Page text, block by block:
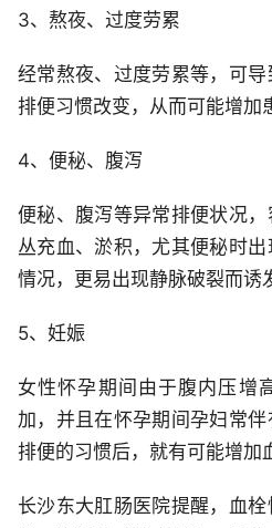
3、熬夜、过度劳累
经常熬夜、过度劳累等，可导
排便习惯改变，从而可能增加
4、便秘、腹泻
便秘、腹泻等异常排便状况
丛充血、淤积，尤其便秘时
情况，更易出现静脉破裂而诱
5、妊娠
女性怀孕期间由于腹内压增
加，并且在怀孕期间孕妇常
排便的习惯后，就有可能增加
长沙东大肛肠医院提醒，血